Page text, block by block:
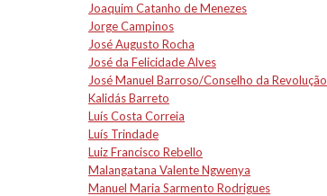
Joaquim Catanho de Menezes
Jorge Campinos
José Augusto Rocha
José da Felicidade Alves
José Manuel Barroso/Conselho da Revolução
Kalidás Barreto
Luís Costa Correia
Luís Trindade
Luiz Francisco Rebello
Malangatana Valente Ngwenya
Manuel Maria Sarmento Rodrigues